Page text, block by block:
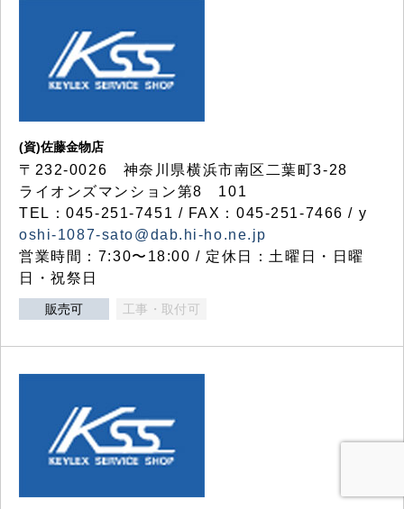
(資)佐藤金物店
〒232-0026 神奈川県横浜市南区二葉町3-28
ライオンズマンション第8 101
TEL：045-251-7451 / FAX：045-251-7466 / y
oshi-1087-sato@dab.hi-ho.ne.jp
営業時間：7:30〜18:00 / 定休日：土曜日・日曜
日・祝祭日
販売可 工事・取付可